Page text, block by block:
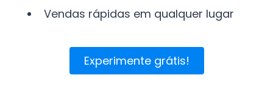
Vendas rápidas em qualquer lugar
Experimente grátis!